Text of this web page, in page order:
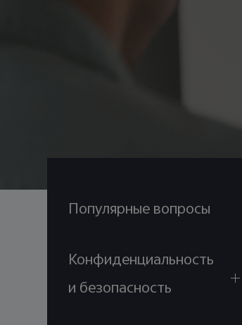
Популярные вопросы
Конфиденциальность
и безопасность